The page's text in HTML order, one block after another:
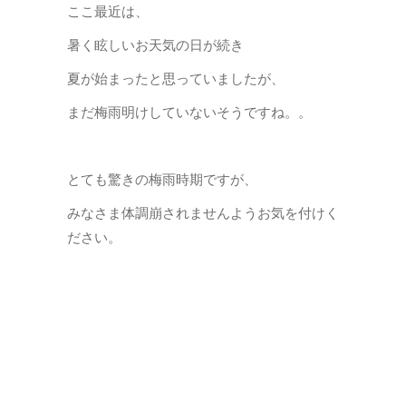
ここ最近は、
暑く眩しいお天気の日が続き
夏が始まったと思っていましたが、
まだ梅雨明けしていないそうですね。。
とても驚きの梅雨時期ですが、
みなさま体調崩されませんようお気を付けく
ださい。